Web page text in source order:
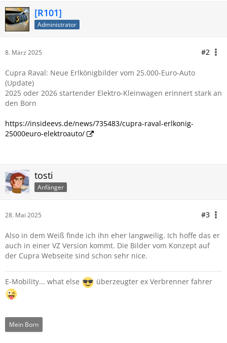
[R101]
Administrator
8. März 2025 #2
Cupra Raval: Neue Erlkönigbilder vom 25.000-Euro-Auto
(Update)
2025 oder 2026 startender Elektro-Kleinwagen erinnert stark an
den Born
https://insideevs.de/news/735483/cupra-raval-erlkonig-
25000euro-elektroauto/
tosti
Anfänger
28. Mai 2025 #3
Also in dem Weiß finde ich ihn eher langweilig. Ich hoffe das er
auch in einer VZ Version kommt. Die Bilder vom Konzept auf
der Cupra Webseite sind schon sehr nice.
E-Mobility... what else überzeugter ex Verbrenner fahrer
Mein Born